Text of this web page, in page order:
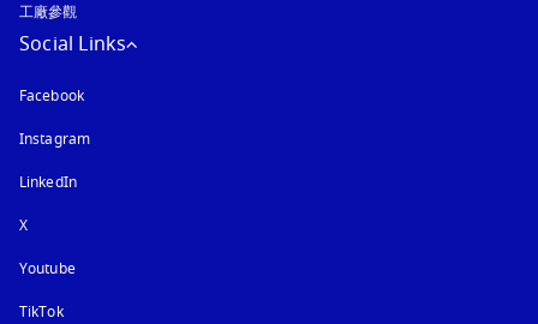
工廠參觀
Social Links
Facebook
Instagram以新標籤頁開啟
LinkedIn
X
Youtube以新標籤頁開啟
TikTok